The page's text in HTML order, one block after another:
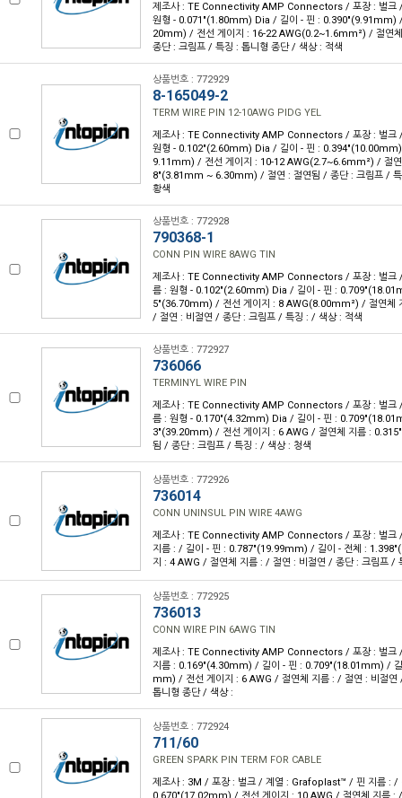
제조사 : TE Connectivity AMP Connectors / 포장 : 벌크
원형 - 0.071"(1.80mm) Dia / 길이 - 핀 : 0.390"(9.91mm)
20mm) / 전선 게이지 : 16-22 AWG(0.2~1.6mm²) / 절연
종단 : 크림프 / 특징 : 톱니형 종단 / 색상 : 적색
상품번호 : 772929
8-165049-2
TERM WIRE PIN 12-10AWG PIDG YEL
제조사 : TE Connectivity AMP Connectors / 포장 : 벌크
원형 - 0.102"(2.60mm) Dia / 길이 - 핀 :
9.11mm) / 전선 게이지 : 10-12 AWG(2.7~6.6mm²) / 절
8"(3.81mm ~ 6.30mm) / 절연 : 절연됨 / 종단 : 크림프 / 특
황색
상품번호 : 772928
790368-1
CONN PIN WIRE 8AWG TIN
제조사 : TE Connectivity AMP Connectors / 포장 : 벌크
름 : 원형 - 0.102"(2.60mm) Dia / 길이 - 핀 :
5"(36.70mm) / 전선 게이지 : 8 AWG(8.00mm²) / 절연체
/ 절연 : 비절연 / 종단 : 크림프 / 특징 : / 색상 : 적색
상품번호 : 772927
736066
TERMINYL WIRE PIN
제조사 : TE Connectivity AMP Connectors / 포장 : 벌크
름 : 원형 - 0.170"(4.32mm) Dia / 길이 - 핀 :
3"(39.20mm) / 전선 게이지 : 6 AWG / 절연체 지름 :
됨 / 종단 : 크림프 / 특징 : / 색상 : 청색
상품번호 : 772926
736014
CONN UNINSUL PIN WIRE 4AWG
제조사 : TE Connectivity AMP Connectors / 포장 : 벌
지름 : / 길이 - 핀 : 0.787"(19.99mm) / 길이 - 전체 :
지 : 4 AWG / 절연체 지름 : / 절연 : 비절연 / 종단 : 크림프 /
상품번호 : 772925
736013
CONN WIRE PIN 6AWG TIN
제조사 : TE Connectivity AMP Connectors / 포장 : 벌
지름 : 0.169"(4.30mm) / 길이 - 핀 : 0.709"(18.01mm) /
mm) / 전선 게이지 : 6 AWG / 절연체 지름 : / 절연 : 비절연
톱니형 종단 / 색상 :
상품번호 : 772924
711/60
GREEN SPARK PIN TERM FOR CABLE
제조사 : 3M / 포장 : 벌크 / 계열 : Grafoplast™ / 핀 지름 : /